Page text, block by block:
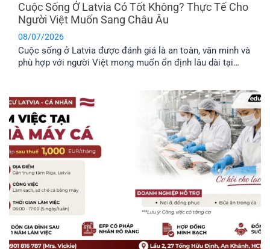
Cuộc Sống Ở Latvia Có Tốt Không? Thực Tế Cho
Người Việt Muốn Sang Châu Âu
08/07/2026
Cuộc sống ở Latvia được đánh giá là an toàn, văn minh và
phù hợp với người Việt mong muốn ổn định lâu dài tại
về môi trường sống, văn hóa và phúc lợi dành riêng cho
công dân.